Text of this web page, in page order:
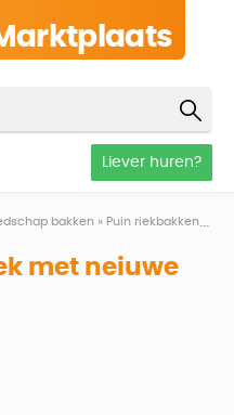
Liever huren?
bakken » Puin riekbakken
met neiuwe